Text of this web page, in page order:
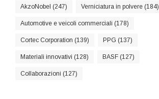
AkzoNobel (247) Verniciatura in polvere (184)
Automotive e veicoli commerciali (178)
Cortec Corporation (139) PPG (137)
Materiali innovativi (128) BASF (127)
Collaborazioni (127)